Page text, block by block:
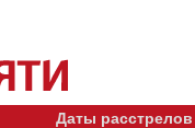
Даты расстрелов